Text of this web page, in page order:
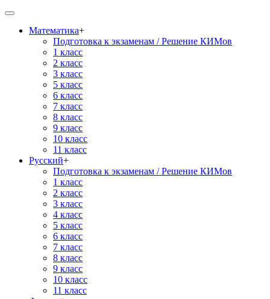
Математика+
Подготовка к экзаменам / Решение КИМов
1 класс
2 класс
3 класс
5 класс
6 класс
7 класс
8 класс
9 класс
10 класс
11 класс
Русский+
Подготовка к экзаменам / Решение КИМов
1 класс
2 класс
3 класс
4 класс
5 класс
6 класс
7 класс
8 класс
9 класс
10 класс
11 класс